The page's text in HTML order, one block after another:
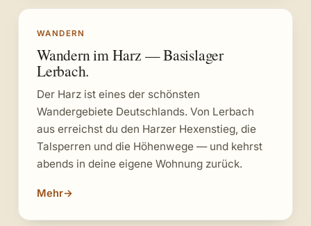
WANDERN
Wandern im Harz — Basislager
Lerbach.
Der Harz ist eines der schönsten
Wandergebiete Deutschlands. Von Lerbach
aus erreichst du den Harzer Hexenstieg, die
Talsperren und die Höhenwege — und kehrst
abends in deine eigene Wohnung zurück.
Mehr→